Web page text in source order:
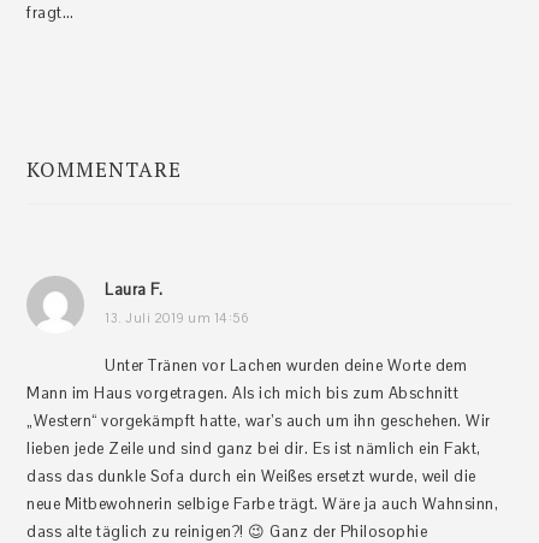
fragt…
KOMMENTARE
Laura F.
13. Juli 2019 um 14:56
Unter Tränen vor Lachen wurden deine Worte dem
Mann im Haus vorgetragen. Als ich mich bis zum Abschnitt
„Western“ vorgekämpft hatte, war’s auch um ihn geschehen. Wir
lieben jede Zeile und sind ganz bei dir. Es ist nämlich ein Fakt,
dass das dunkle Sofa durch ein Weißes ersetzt wurde, weil die
neue Mitbewohnerin selbige Farbe trägt. Wäre ja auch Wahnsinn,
dass alte täglich zu reinigen?! 😉 Ganz der Philosophie